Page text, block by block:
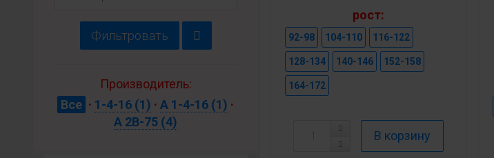
Фильтровать
Производитель:
Все · 1-4-16 (1) ·А 1-4-16 (1) ·
А 2В-75 (4)
рост:
92-98 104-110 116-122
128-134 140-146 152-158
164-172